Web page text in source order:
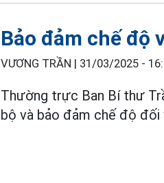
Bảo đảm chế độ
VƯƠNG TRẦN | 31/03/2025 -
Thường trực Ban Bí thư
bộ và bảo đảm chế độ đối